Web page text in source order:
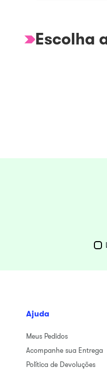
Escolha
Ajuda
Meus Pedidos
Acompanhe sua Entrega
Política de Devoluções